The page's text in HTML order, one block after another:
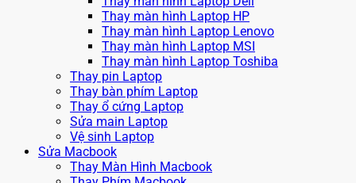
Thay màn hình Laptop HP
Thay màn hình Laptop Lenovo
Thay màn hình Laptop MSI
Thay màn hình Laptop Toshiba
Thay pin Laptop
Thay bàn phím Laptop
Thay ổ cứng Laptop
Sửa main Laptop
Vệ sinh Laptop
Sửa Macbook
Thay Màn Hình Macbook